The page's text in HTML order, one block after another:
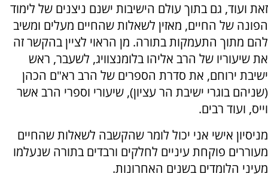
זאת ועוד, גם בתוך עולם הישיבות ישנם ניצנים של לימוד
הפונה של החיים, מאזין לשאלות שהחיים מעלים ומשיב
להם מתוך התעמקות בתורה. מן הראוי לציין בהקשר זה
את שיעוריו של הרב אליהו בלומנצוויג, לשעבר, ראש
ישיבת ירוחם, את סדרת הספרים של הרב רא"ם הכהן
(שניהם בוגרי ישיבת הר עציון), שיעורי וספרי הרב אשר
וייס, ועוד רבים.
מניסיון אישי אני יכול לומר שהקשבה לשאלות שהחיים
מעוררים פוקחת עיניים לחלקים ורבדים בתורה שנעלמו
מעיני הלומדים בשנים האחרונות.